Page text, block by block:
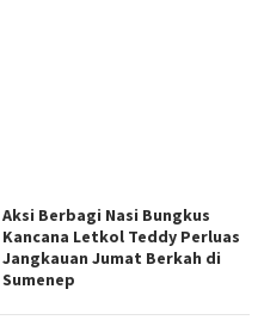
Aksi Berbagi Nasi Bungkus
Kancana Letkol Teddy Perluas
Jangkauan Jumat Berkah di
Sumenep